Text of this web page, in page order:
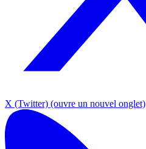
X (Twitter) (ouvre un nouvel onglet)